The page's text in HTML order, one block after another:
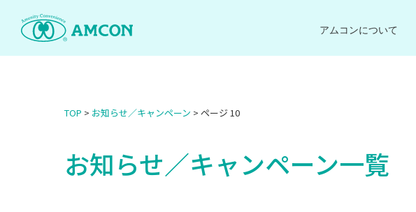
アムコンについて
TOP > お知らせ／キャンペーン > ページ 10
お知らせ／キャンペーン一覧